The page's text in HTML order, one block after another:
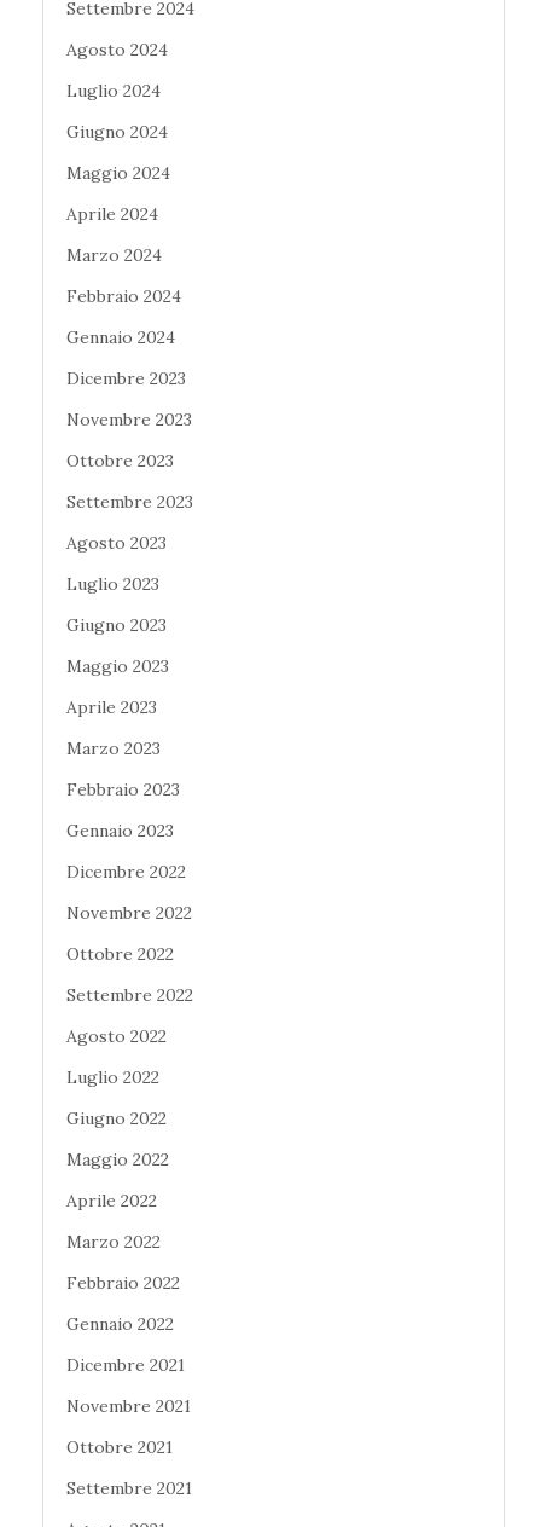
Settembre 2024
Agosto 2024
Luglio 2024
Giugno 2024
Maggio 2024
Aprile 2024
Marzo 2024
Febbraio 2024
Gennaio 2024
Dicembre 2023
Novembre 2023
Ottobre 2023
Settembre 2023
Agosto 2023
Luglio 2023
Giugno 2023
Maggio 2023
Aprile 2023
Marzo 2023
Febbraio 2023
Gennaio 2023
Dicembre 2022
Novembre 2022
Ottobre 2022
Settembre 2022
Agosto 2022
Luglio 2022
Giugno 2022
Maggio 2022
Aprile 2022
Marzo 2022
Febbraio 2022
Gennaio 2022
Dicembre 2021
Novembre 2021
Ottobre 2021
Settembre 2021